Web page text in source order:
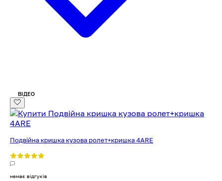
ВІДЕО
Подвійна кришка кузова ролет+кришка 4ARE
немає відгуків